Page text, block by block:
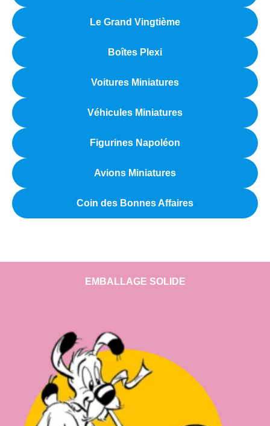
Le Grand Vingtième
Boîtes Plexi
Voitures Miniatures
Véhicules Miniatures
Figurines Napoléon
Avions Miniatures
Coin des Bonnes Affaires
EMBALLAGE SOLIDE